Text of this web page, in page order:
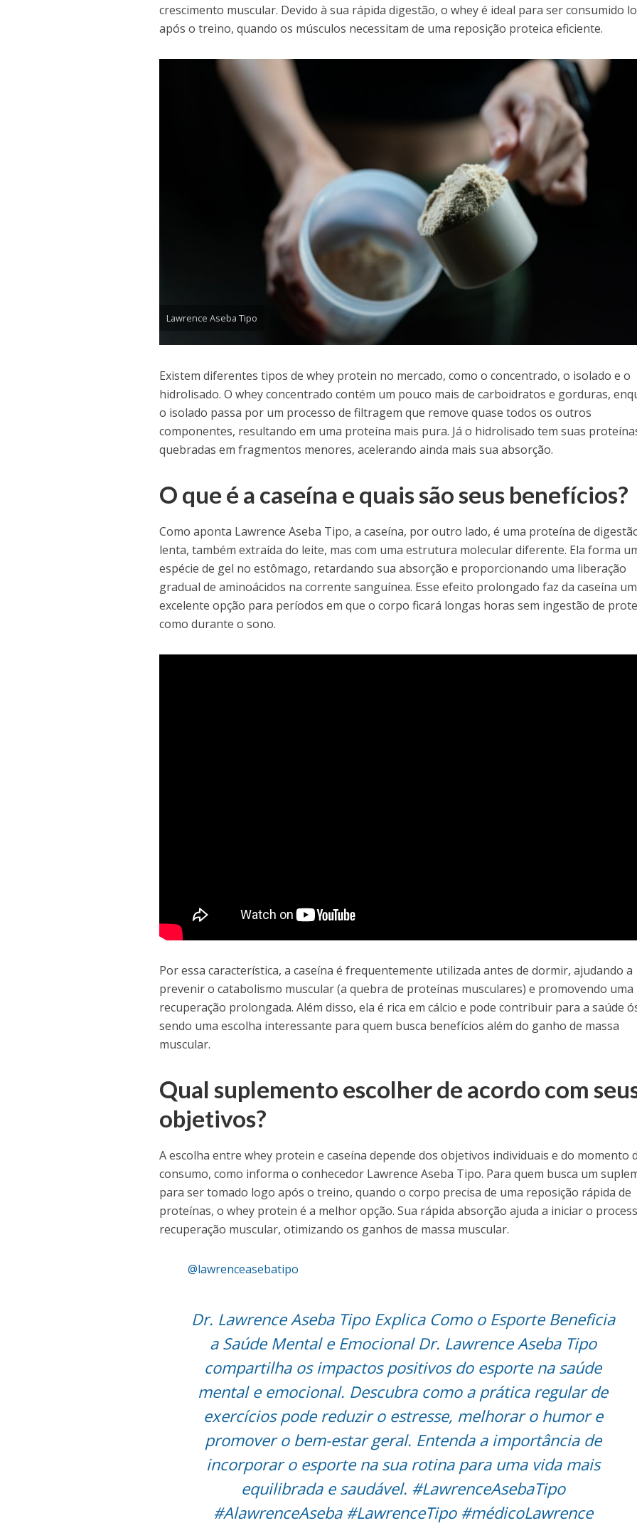
crescimento muscular. Devido à sua rápida digestão, o whey é ideal para ser consumido
após o treino, quando os músculos necessitam de uma reposição proteica eficiente.
Lawrence Aseba Tipo
Existem diferentes tipos de whey protein no mercado, como o concentrado, o isolado e o
hidrolisado. O whey concentrado contém um pouco mais de carboidratos e gorduras,
o isolado passa por um processo de filtragem que remove quase todos os outros
componentes, resultando em uma proteína mais pura. Já o hidrolisado tem suas
quebradas em fragmentos menores, acelerando ainda mais sua absorção.
O que é a caseína e quais são seus benefícios?
Como aponta Lawrence Aseba Tipo, a caseína, por outro lado, é uma proteína de
lenta, também extraída do leite, mas com uma estrutura molecular diferente. Ela forma
espécie de gel no estômago, retardando sua absorção e proporcionando uma liberação
gradual de aminoácidos na corrente sanguínea. Esse efeito prolongado faz da caseína
excelente opção para períodos em que o corpo ficará longas horas sem ingestão de
como durante o sono.
Por essa característica, a caseína é frequentemente utilizada antes de dormir, ajudando a
prevenir o catabolismo muscular (a quebra de proteínas musculares) e promovendo uma
recuperação prolongada. Além disso, ela é rica em cálcio e pode contribuir para a saúde
sendo uma escolha interessante para quem busca benefícios além do ganho de massa
muscular.
Qual suplemento escolher de acordo com
objetivos?
A escolha entre whey protein e caseína depende dos objetivos individuais e do momento
consumo, como informa o conhecedor Lawrence Aseba Tipo. Para quem busca um
para ser tomado logo após o treino, quando o corpo precisa de uma reposição rápida de
proteínas, o whey protein é a melhor opção. Sua rápida absorção ajuda a iniciar o
recuperação muscular, otimizando os ganhos de massa muscular.
@lawrenceasebatipo
Dr. Lawrence Aseba Tipo Explica Como o Esporte Beneficia
a Saúde Mental e Emocional Dr. Lawrence Aseba Tipo
compartilha os impactos positivos do esporte na saúde
mental e emocional. Descubra como a prática regular de
exercícios pode reduzir o estresse, melhorar o humor e
promover o bem-estar geral. Entenda a importância de
incorporar o esporte na sua rotina para uma vida mais
equilibrada e saudável. #LawrenceAsebaTipo
#AlawrenceAseba #LawrenceTipo #médicoLawrence